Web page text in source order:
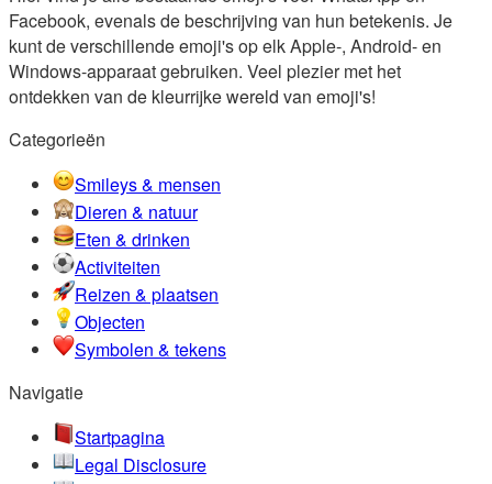
Facebook, evenals de beschrijving van hun betekenis. Je
kunt de verschillende emoji's op elk Apple-, Android- en
Windows-apparaat gebruiken. Veel plezier met het
ontdekken van de kleurrijke wereld van emoji's!
Categorieën
Smileys & mensen
Dieren & natuur
Eten & drinken
Activiteiten
Reizen & plaatsen
Objecten
Symbolen & tekens
Navigatie
Startpagina
Legal Disclosure